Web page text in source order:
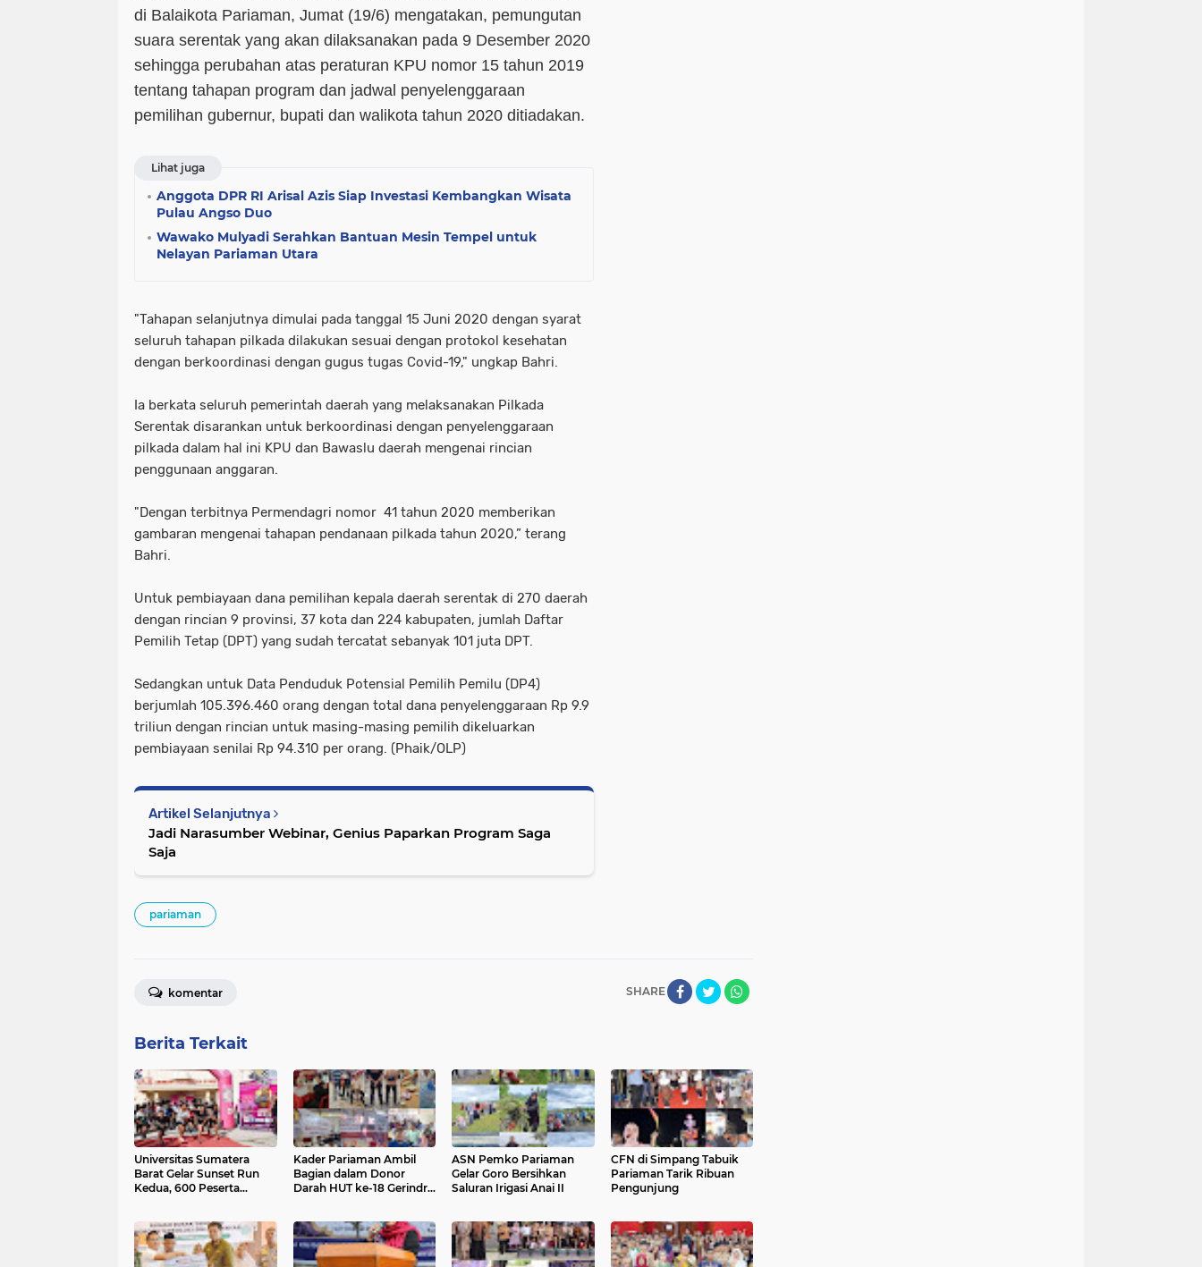
di Balaikota Pariaman, Jumat (19/6) mengatakan, pemungutan
suara serentak yang akan dilaksanakan pada 9 Desember 2020
sehingga perubahan atas peraturan KPU nomor 15 tahun 2019
tentang tahapan program dan jadwal penyelenggaraan
pemilihan gubernur, bupati dan walikota tahun 2020 ditiadakan.
Lihat juga
Anggota DPR RI Arisal Azis Siap Investasi Kembangkan Wisata
Pulau Angso Duo
Wawako Mulyadi Serahkan Bantuan Mesin Tempel untuk
Nelayan Pariaman Utara
"Tahapan selanjutnya dimulai pada tanggal 15 Juni 2020 dengan syarat
seluruh tahapan pilkada dilakukan sesuai dengan protokol kesehatan
dengan berkoordinasi dengan gugus tugas Covid-19," ungkap Bahri.
Ia berkata seluruh pemerintah daerah yang melaksanakan Pilkada
Serentak disarankan untuk berkoordinasi dengan penyelenggaraan
pilkada dalam hal ini KPU dan Bawaslu daerah mengenai rincian
penggunaan anggaran.
"Dengan terbitnya Permendagri nomor 41 tahun 2020 memberikan
gambaran mengenai tahapan pendanaan pilkada tahun 2020,” terang
Bahri.
Untuk pembiayaan dana pemilihan kepala daerah serentak di 270 daerah
dengan rincian 9 provinsi, 37 kota dan 224 kabupaten, jumlah Daftar
Pemilih Tetap (DPT) yang sudah tercatat sebanyak 101 juta DPT.
Sedangkan untuk Data Penduduk Potensial Pemilih Pemilu (DP4)
berjumlah 105.396.460 orang dengan total dana penyelenggaraan Rp 9.9
triliun dengan rincian untuk masing-masing pemilih dikeluarkan
pembiayaan senilai Rp 94.310 per orang. (Phaik/OLP)
Artikel Selanjutnya
Jadi Narasumber Webinar, Genius Paparkan Program Saga
Saja
pariaman
SHARE
komentar
Berita Terkait
Universitas Sumatera
Barat Gelar Sunset Run
Kedua, 600 Peserta
Kader Pariaman Ambil
Bagian dalam Donor
Darah HUT ke-18 Gerindra
ASN Pemko Pariaman
Gelar Goro Bersihkan
Saluran Irigasi Anai II
CFN di Simpang Tabuik
Pariaman Tarik Ribuan
Pengunjung